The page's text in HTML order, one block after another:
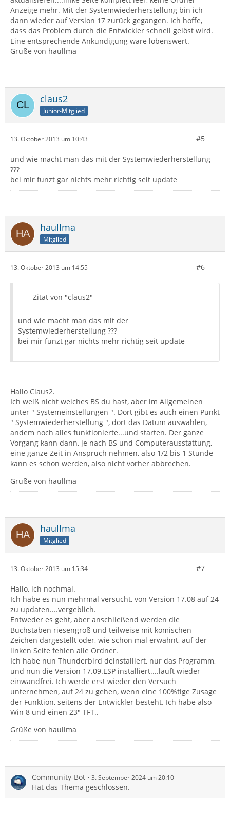
Anzeige mehr. Mit der Systemwiederherstellung bin ich
dann wieder auf Version 17 zurück gegangen. Ich hoffe,
dass das Problem durch die Entwickler schnell gelöst wird.
Eine entsprechende Ankündigung wäre lobenswert.
Grüße von haullma
claus2
Junior-Mitglied
13. Oktober 2013 um 10:43 #5
und wie macht man das mit der Systemwiederherstellung
???
bei mir funzt gar nichts mehr richtig seit update
haullma
Mitglied
13. Oktober 2013 um 14:55 #6
Zitat von "claus2"
und wie macht man das mit der
Systemwiederherstellung ???
bei mir funzt gar nichts mehr richtig seit update
Hallo Claus2.
Ich weiß nicht welches BS du hast, aber im Allgemeinen
unter " Systemeinstellungen ". Dort gibt es auch einen Punkt
" Systemwiederherstellung ", dort das Datum auswählen,
andem noch alles funktionierte...und starten. Der ganze
Vorgang kann dann, je nach BS und Computerausstattung,
eine ganze Zeit in Anspruch nehmen, also 1/2 bis 1 Stunde
kann es schon werden, also nicht vorher abbrechen.
Grüße von haullma
haullma
Mitglied
13. Oktober 2013 um 15:34 #7
Hallo, ich nochmal.
Ich habe es nun mehrmal versucht, von Version 17.08 auf 24
zu updaten....vergeblich.
Entweder es geht, aber anschließend werden die
Buchstaben riesengroß und teilweise mit komischen
Zeichen dargestellt oder, wie schon mal erwähnt, auf der
linken Seite fehlen alle Ordner.
Ich habe nun Thunderbird deinstalliert, nur das Programm,
und nun die Version 17.09.ESP installiert....läuft wieder
einwandfrei. Ich werde erst wieder den Versuch
unternehmen, auf 24 zu gehen, wenn eine 100%tige Zusage
der Funktion, seitens der Entwickler besteht. Ich habe also
Win 8 und einen 23" TFT..
Grüße von haullma
Community-Bot 3. September 2024 um 20:10
Hat das Thema geschlossen.